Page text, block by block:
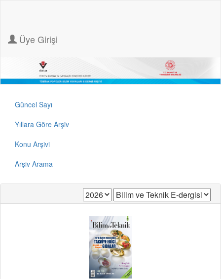
Üye Girişi
Güncel Sayı
Yıllara Göre Arşiv
Konu Arşivi
Arşiv Arama